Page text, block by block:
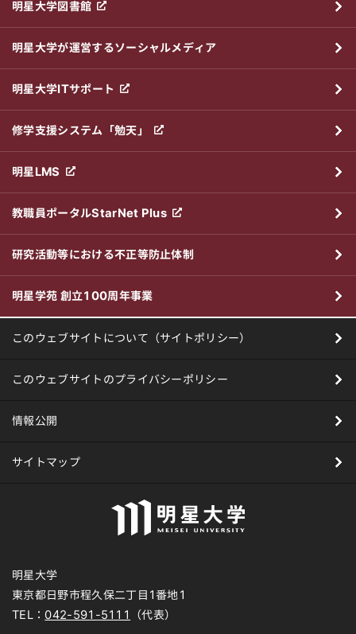
明星大学図書館
明星大学が運営するソーシャルメディア
明星大学ITサポート
修学支援システム「勉天」
明星LMS
教職員ポータルStarNet Plus
研究活動等における不正等防止体制
明星学苑 創立100周年事業
このウェブサイトについて（サイトポリシー）
このウェブサイトのプライバシーポリシー
情報公開
サイトマップ
明星大学
東京都日野市程久保二丁目1番地1
TEL： 042-591-5111 （代表）